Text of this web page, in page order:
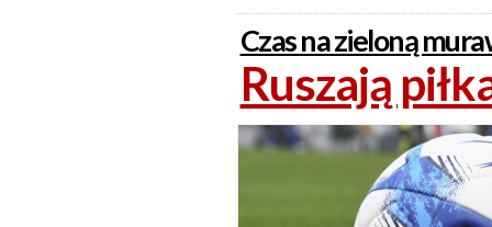
Czas na zieloną
Ruszają